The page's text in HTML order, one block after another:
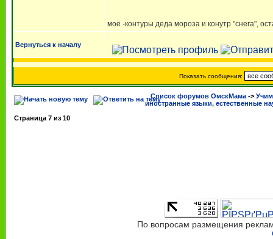
моё -контуры деда мороза и конутр "снега",
Вернуться к началу
Показать сообщения:
Список форумов ОмскМама ->
иностранные языки, естественные
Страница 7 из 10
По вопросам размещения